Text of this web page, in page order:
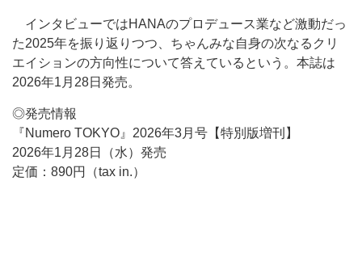
インタビューではHANAのプロデュース業など激動だっ
た2025年を振り返りつつ、ちゃんみな自身の次なるクリ
エイションの方向性について答えているという。本誌は
2026年1月28日発売。
◎発売情報
『Numero TOKYO』2026年3月号【特別版増刊】
2026年1月28日（水）発売
定価：890円（tax in.）